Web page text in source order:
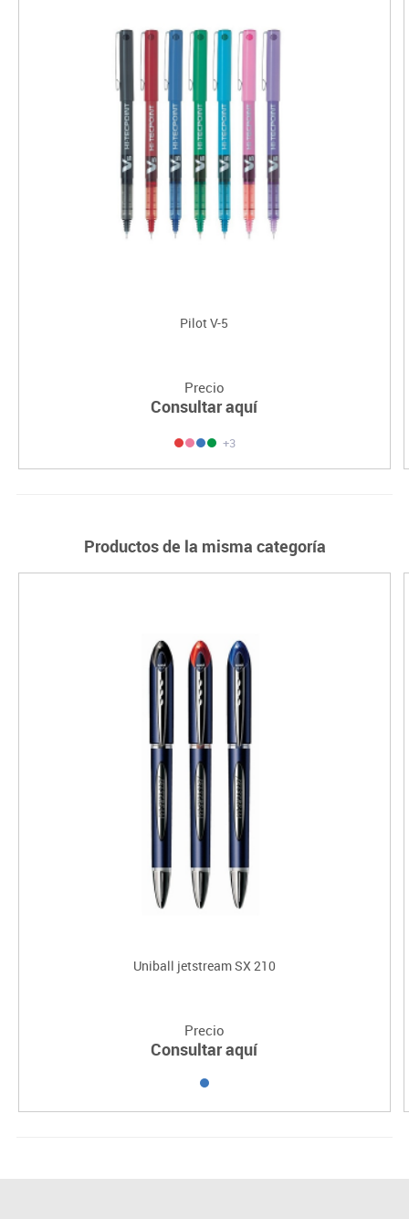
Pilot V-5
Precio
Consultar aquí
+3
Productos de la misma categoría
Uniball jetstream SX 210
Precio
Consultar aquí